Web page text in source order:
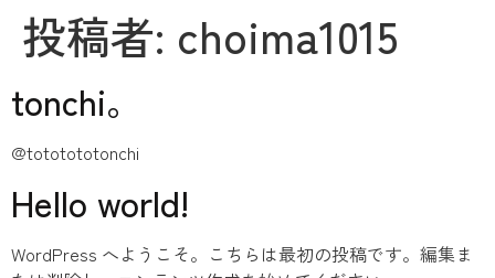
投稿者: choima1015
tonchi。
@tototototonchi
Hello world!
WordPress へようこそ。こちらは最初の投稿です。編集ま